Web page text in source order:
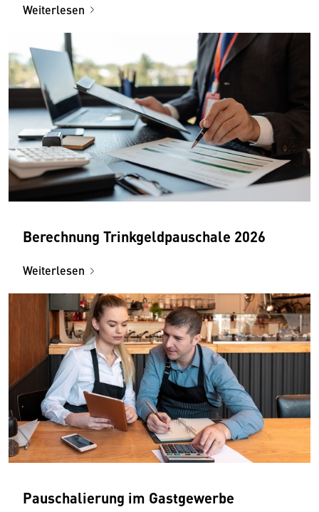
Weiterlesen
Berechnung Trinkgeldpauschale 2026
Weiterlesen
Pauschalierung im Gastgewerbe